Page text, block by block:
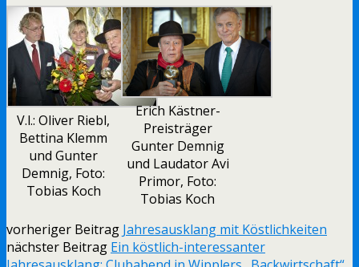
V.l.: Oliver Riebl,
Bettina Klemm
und Gunter
Demnig, Foto:
Tobias Koch
Erich Kästner-
Preisträger
Gunter Demnig
und Laudator Avi
Primor, Foto:
Tobias Koch
vorheriger Beitrag Jahresausklang mit Köstlichkeiten
nächster Beitrag Ein köstlich-interessanter